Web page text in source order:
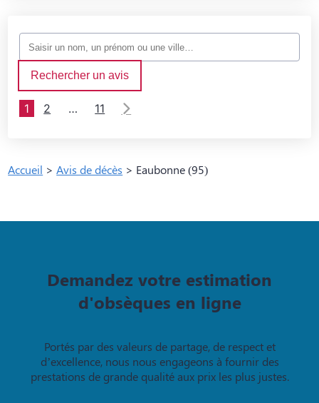
Rechercher un avis
1 2 … 11
Accueil >Avis de décès > Eaubonne (95)
Demandez votre estimation
d'obsèques en ligne
Portés par des valeurs de partage, de respect et
d’excellence, nous nous engageons à fournir des
prestations de grande qualité aux prix les plus justes.